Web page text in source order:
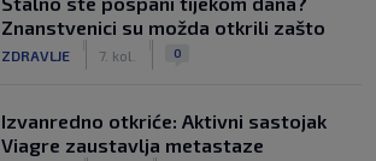
Znanstvenici su možda otkrili zašto
ZDRAVLJE 7. kol. 0
Izvanredno otkriće: Aktivni sastojak
Viagre zaustavlja metastaze